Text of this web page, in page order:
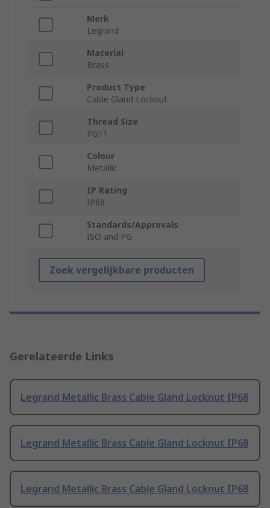
Merk
Legrand
Material
Brass
Product Type
Cable Gland Locknut
Thread Size
PG11
Colour
Metallic
IP Rating
IP68
Standards/Approvals
ISO and PG
Zoek vergelijkbare producten
Gerelateerde Links
Legrand Metallic Brass Cable Gland Locknut IP68
Legrand Metallic Brass Cable Gland Locknut IP68
Legrand Metallic Brass Cable Gland Locknut IP68